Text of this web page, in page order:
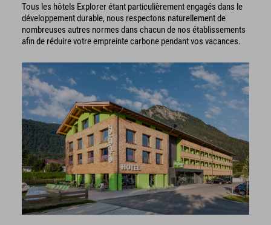
Tous les hôtels Explorer étant particulièrement engagés dans le
développement durable, nous respectons naturellement de
nombreuses autres normes dans chacun de nos établissements
afin de réduire votre empreinte carbone pendant vos vacances.